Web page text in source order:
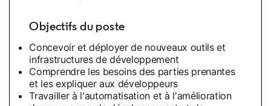
Objectifs du poste
Concevoir et déployer de nouveaux outils et
infrastructures de développement
Comprendre les besoins des parties prenantes
et les expliquer aux développeurs
Travailler à l'automatisation et à l'amélioration